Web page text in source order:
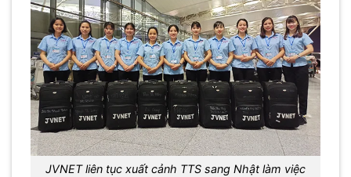
JVNET liên tục xuất cảnh TTS sang Nhật làm việc